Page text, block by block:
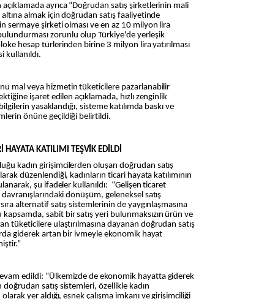
açıklamada ayrıca “Doğrudan satış şirketlerinin mali
almak için doğrudan satış faaliyetinde
sermaye şirketi olması ve en az 10 milyon lira
zorunlu olup Türkiye'de yerleşik
hesap türlerinden birine 3 milyon lira yatırılması
kullanıldı.
mal veya hizmetin tüketicilere pazarlanabilir
işaret edilen açıklamada, hızlı zenginlik
yasaklandığı, sisteme katılımda baskı ve
önüne geçildiği belirtildi.
HAYATA KATILIMI TEŞVİK EDİLDİ
kadın girişimcilerden oluşan doğrudan satış
düzenlendiği, kadınların ticari hayata katılımının
şu ifadeler kullanıldı: “Gelişen ticaret
dönüşüm, geleneksel satış
alternatif satış sistemlerinin de yaygınlaşmasına
sabit bir satış yeri bulunmaksızın ürün ve
tüketicilere ulaştırılmasına dayanan doğrudan satış
giderek artan bir ivmeyle ekonomik hayat
edildi: “Ülkemizde de ekonomik hayatta giderek
satış sistemleri, özellikle kadın
yer aldığı, esnek çalışma imkanı ve girişimciliği